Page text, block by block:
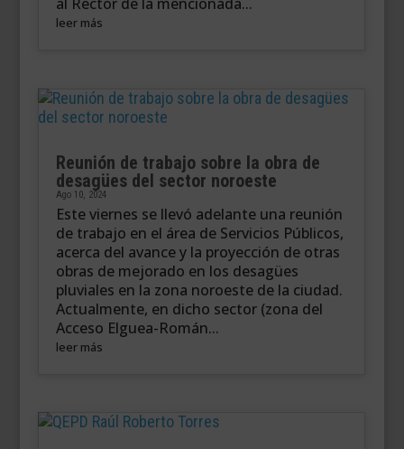
leer más
Reunión de trabajo sobre la obra de
desagües del sector noroeste
Ago 10, 2024
Este viernes se llevó adelante una reunión
de trabajo en el área de Servicios Públicos,
acerca del avance y la proyección de otras
obras de mejorado en los desagües
pluviales en la zona noroeste de la ciudad.
Actualmente, en dicho sector (zona del
Acceso Elguea-Román...
leer más